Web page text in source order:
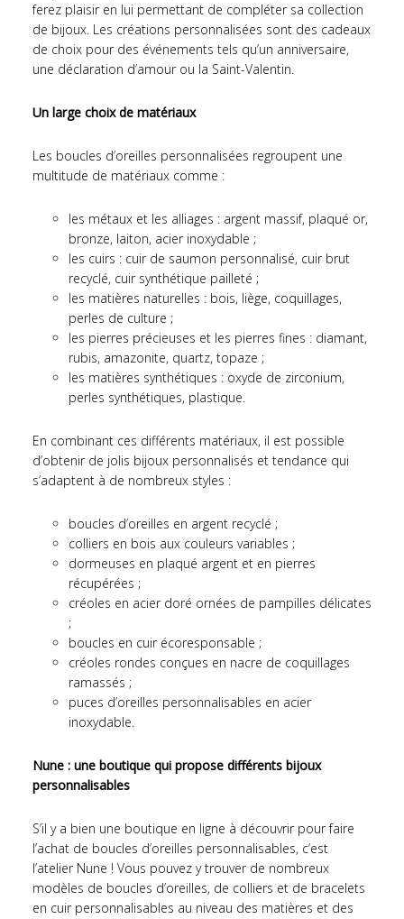
ferez plaisir en lui permettant de compléter sa collection
de bijoux. Les créations personnalisées sont des cadeaux
de choix pour des événements tels qu’un anniversaire,
une déclaration d’amour ou la Saint-Valentin.
Un large choix de matériaux
Les boucles d’oreilles personnalisées regroupent une
multitude de matériaux comme :
les métaux et les alliages : argent massif, plaqué or,
bronze, laiton, acier inoxydable ;
les cuirs : cuir de saumon personnalisé, cuir brut
recyclé, cuir synthétique pailleté ;
les matières naturelles : bois, liège, coquillages,
perles de culture ;
les pierres précieuses et les pierres fines : diamant,
rubis, amazonite, quartz, topaze ;
les matières synthétiques : oxyde de zirconium,
perles synthétiques, plastique.
En combinant ces différents matériaux, il est possible
d’obtenir de jolis bijoux personnalisés et tendance qui
s’adaptent à de nombreux styles :
boucles d’oreilles en argent recyclé ;
colliers en bois aux couleurs variables ;
dormeuses en plaqué argent et en pierres
récupérées ;
créoles en acier doré ornées de pampilles délicates
;
boucles en cuir écoresponsable ;
créoles rondes conçues en nacre de coquillages
ramassés ;
puces d’oreilles personnalisables en acier
inoxydable.
Nune : une boutique qui propose différents bijoux
personnalisables
S’il y a bien une boutique en ligne à découvrir pour faire
l’achat de boucles d’oreilles personnalisables, c’est
l’atelier Nune ! Vous pouvez y trouver de nombreux
modèles de boucles d’oreilles, de colliers et de bracelets
en cuir personnalisables au niveau des matières et des